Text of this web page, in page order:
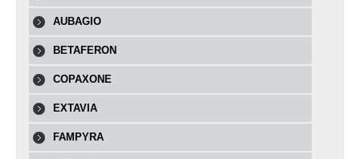
AUBAGIO
BETAFERON
COPAXONE
EXTAVIA
FAMPYRA